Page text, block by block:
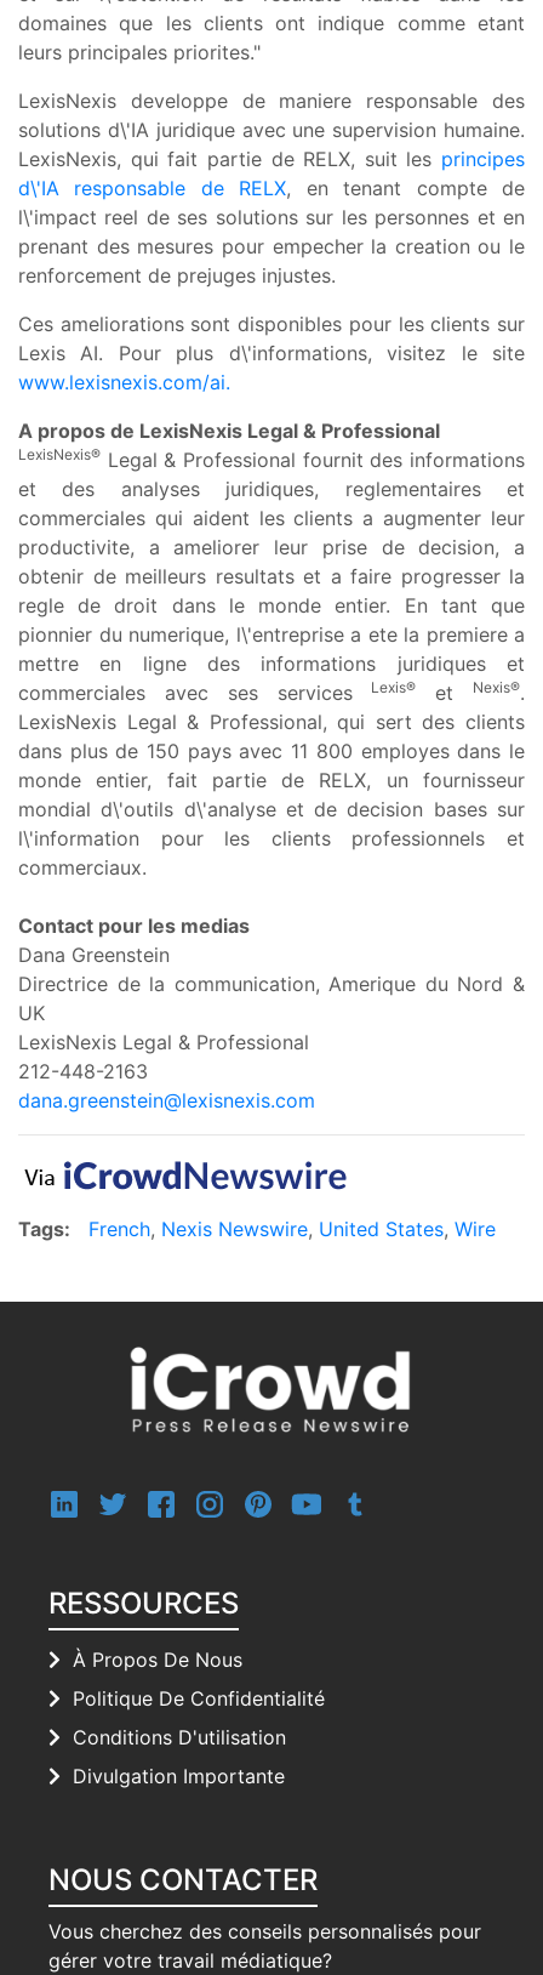
domaines que les clients ont indique comme etant
leurs principales priorites."
LexisNexis developpe de maniere responsable des
solutions d\'IA juridique avec une supervision humaine.
LexisNexis, qui fait partie de RELX, suit les principes
d\'IA responsable de RELX, en tenant compte de
l\'impact reel de ses solutions sur les personnes et en
prenant des mesures pour empecher la creation ou le
renforcement de prejuges injustes.
Ces ameliorations sont disponibles pour les clients sur
Lexis AI. Pour plus d\'informations, visitez le site
www.lexisnexis.com/ai.
A propos de LexisNexis Legal & Professional
LexisNexis® Legal & Professional fournit des informations
et des analyses juridiques, reglementaires et
commerciales qui aident les clients a augmenter leur
productivite, a ameliorer leur prise de decision, a
obtenir de meilleurs resultats et a faire progresser la
regle de droit dans le monde entier. En tant que
pionnier du numerique, l\'entreprise a ete la premiere a
mettre en ligne des informations juridiques et
commerciales avec ses services
Lexis® et Nexis®.
LexisNexis Legal & Professional, qui sert des clients
dans plus de 150 pays avec 11 800 employes dans le
monde entier, fait partie de RELX, un fournisseur
mondial d\'outils d\'analyse et de decision bases sur
l\'information pour les clients professionnels et
commerciaux.
Contact pour les medias
Dana Greenstein
Directrice de la communication, Amerique du Nord &
UK
LexisNexis Legal & Professional
212-448-2163
dana.greenstein@lexisnexis.com
Tags: French, Nexis Newswire, United States, Wire
RESSOURCES
À Propos De Nous
Politique De Confidentialité
Conditions D'utilisation
Divulgation Importante
NOUS CONTACTER
Vous cherchez des conseils personnalisés pour
gérer votre travail médiatique?